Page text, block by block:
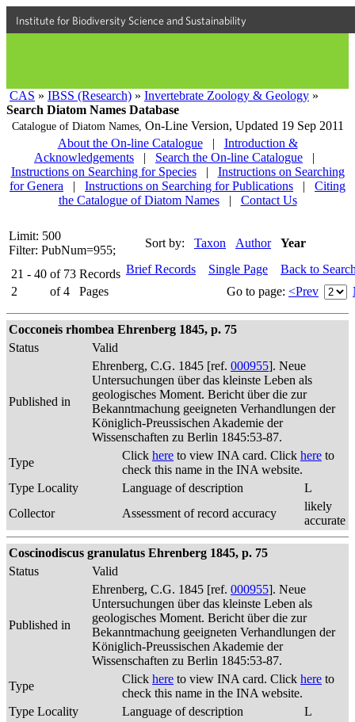
Institute for Biodiversity Science and Sustainability
CAS » IBSS (Research) » Invertebrate Zoology & Geology »
Search Diatom Names Database
Catalogue of Diatom Names, On-Line Version, Updated 19 Sep 2011
About the On-line Catalogue
|
Introduction &
Acknowledgements
| Search the On-line Catalogue
|
Instructions on Searching for Species
|
Instructions on Searching
for Genera
| Instructions on Searching for Publications |
Citing
the Catalogue of Diatom Names
| Contact Us
Limit: 500
Filter: PubNum=955;
Sort by: Taxon Author Year
21 - 40 of 73 Records
2
of 4 Pages
Brief Records Single Page
Back to
Go to page: <Prev
Cocconeis rhombea Ehrenberg 1845, p. 75
Status
Valid
Published in
Ehrenberg, C.G. 1845 [ref. 000955]. Neue
Untersuchungen über das kleinste Leben als
geologisches Moment. Bericht über die zur
Bekanntmachung geeigneten Verhandlungen der
Königlich-Preussischen Akademie der
Wissenschaften zu Berlin 1845:53-87.
Type
Click here to view INA card. Click here to
check this name in the INA website.
Type Locality
Language of description
L
Collector
Assessment of record accuracy
likely
accurate
Coscinodiscus granulatus Ehrenberg 1845, p. 75
Status
Valid
Published in
Ehrenberg, C.G. 1845 [ref. 000955]. Neue
Untersuchungen über das kleinste Leben als
geologisches Moment. Bericht über die zur
Bekanntmachung geeigneten Verhandlungen der
Königlich-Preussischen Akademie der
Wissenschaften zu Berlin 1845:53-87.
Type
Click here to view INA card. Click here to
check this name in the INA website.
Type Locality
Language of description
L